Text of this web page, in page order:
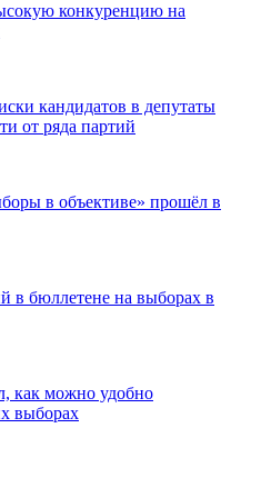
конкуренцию на
кандидатов в депутаты
от ряда партий
в объективе» прошёл в
в бюллетене на выборах в
как можно удобно
выборах